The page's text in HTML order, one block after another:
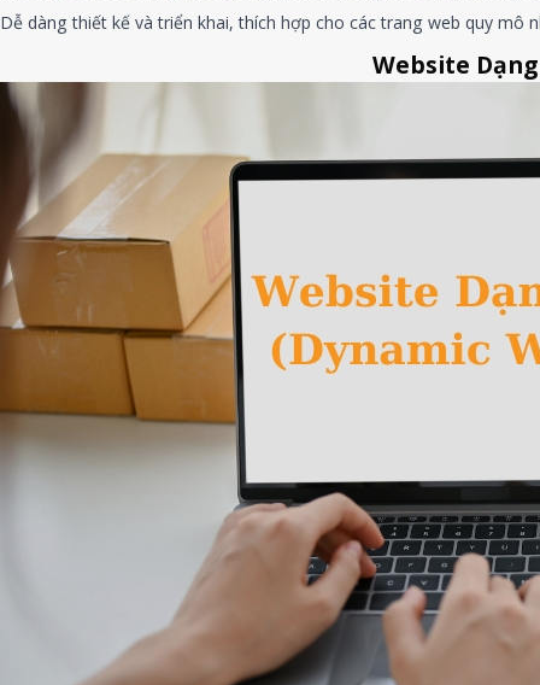
Dễ dàng thiết kế và triển khai, thích hợp cho các trang web quy mô
Website